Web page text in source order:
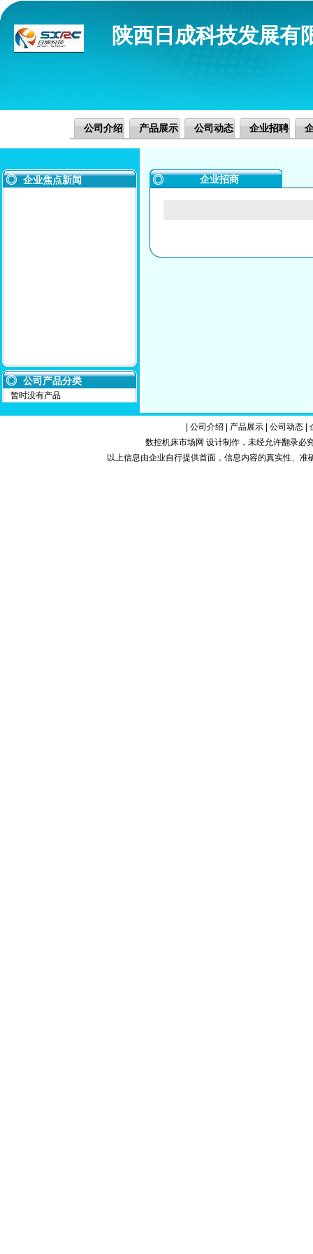
陕西日成科技发展有
公司介绍 产品展示 公司动态 企业招聘
企业焦点新闻
公司产品分类
暂时没有产品
企业招商
公司介绍 产品展示| 公司动态|
数控机床市场网 设计制作，未经允许翻录必
以上信息由企业自行提供首面，信息内容的真实性、